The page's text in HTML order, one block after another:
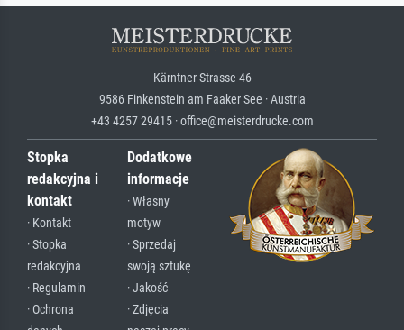
Kärntner Strasse 46
9586 Finkenstein am Faaker See · Austria
+43 4257 29415 · office@meisterdrucke.com
Stopka
redakcyjna i
kontakt
· Kontakt
· Stopka
redakcyjna
· Regulamin
· Ochrona
Dodatkowe
informacje
· Własny
motyw
· Sprzedaj
swoją sztukę
· Jakość
· Zdjęcia